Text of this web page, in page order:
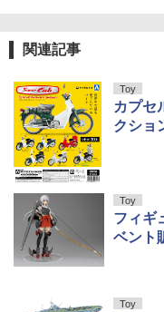
関連記事
Toy
カプセ
クショ
Toy
フィギ
ベント
Toy